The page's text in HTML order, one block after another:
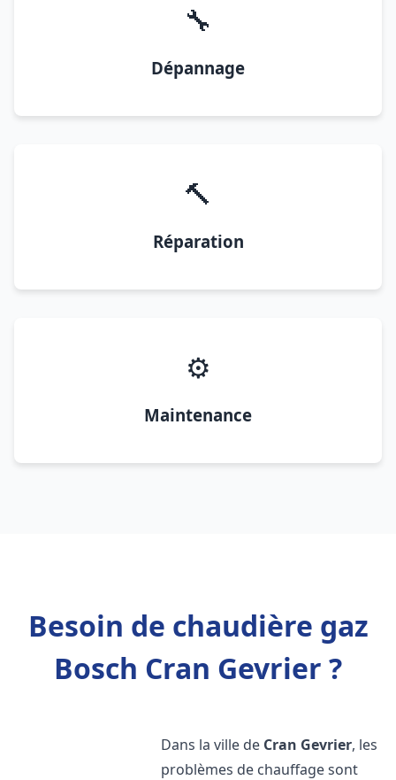
🔧
Dépannage
🔨
Réparation
⚙️
Maintenance
Besoin de chaudière gaz
Bosch Cran Gevrier ?
Dans la ville de Cran Gevrier, les
problèmes de chauffage sont